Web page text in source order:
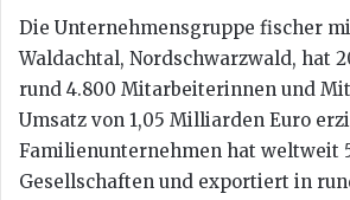
Die Unternehmensgruppe fischer
Waldachtal, Nordschwarzwald, hat
rund 4.800 Mitarbeiterinnen und
Umsatz von 1,05 Milliarden Euro
Familienunternehmen hat weltweit
Gesellschaften und exportiert in